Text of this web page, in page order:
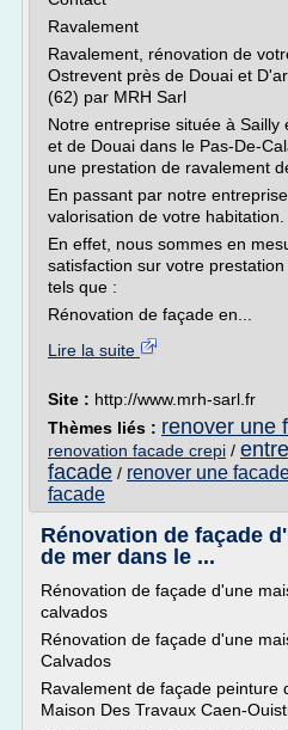
Ravalement
Ravalement, rénovation de
Ostrevent près de Douai et
(62) par MRH Sarl
Notre entreprise située à
et de Douai dans le Pas-De-
une prestation de ravalement
En passant par notre
valorisation de votre habitation.
En effet, nous sommes en
satisfaction sur votre
tels que :
Rénovation de façade en...
Lire la suite
Site : http://www.mrh-sarl.fr
Thèmes liés : renover une
renovation facade crepi /
facade / renover une
facade
Rénovation de façade
de mer dans le ...
Rénovation de façade d'une
calvados
Rénovation de façade d'une
Calvados
Ravalement de façade peinture
Maison Des Travaux Caen-